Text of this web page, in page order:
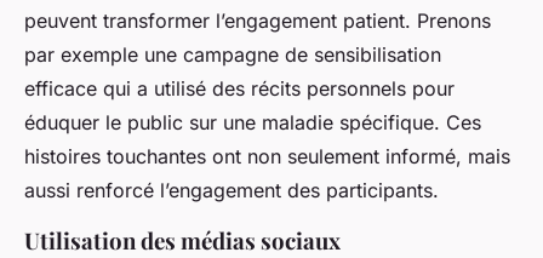
peuvent transformer l’engagement patient. Prenons
par exemple une campagne de sensibilisation
efficace qui a utilisé des récits personnels pour
éduquer le public sur une maladie spécifique. Ces
histoires touchantes ont non seulement informé, mais
aussi renforcé l’engagement des participants.
Utilisation des médias sociaux